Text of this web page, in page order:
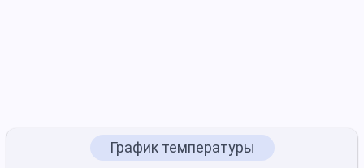
График температуры